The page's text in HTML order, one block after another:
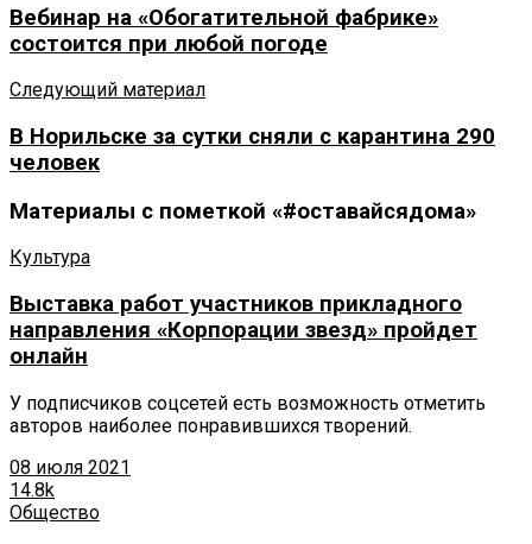
Вебинар на «Обогатительной фабрике»
состоится при любой погоде
Следующий материал
В Норильске за сутки сняли с карантина 290
человек
Материалы с пометкой «#оставайсядома»
Культура
Выставка работ участников прикладного
направления «Корпорации звезд» пройдет
онлайн
У подписчиков соцсетей есть возможность отметить
авторов наиболее понравившихся творений.
08 июля 2021
14.8k
Общество